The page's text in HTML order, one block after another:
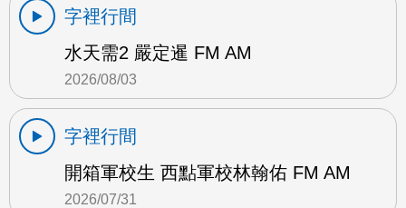
字裡行間
水天需2 嚴定暹 FM AM
2026/08/03
字裡行間
開箱軍校生 西點軍校林翰佑 FM AM
2026/07/31